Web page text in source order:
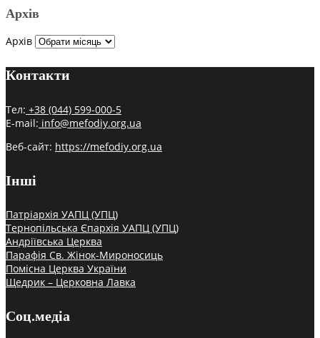
Архів
Архів
Контакти
Тел: +38 (044) 599-000-5
E-mail: info@mefodiy.org.ua
Веб-сайт: https://mefodiy.org.ua
Інші
Патріархія УАПЦ (УПЦ)
Тернопільська Єпархія УАПЦ (УПЦ)
Андріївська Церква
Парафія Св. Жінок-Мироносиць
Помісна Церква України
Щедрик – Церковна Лавка
Соц.медіа